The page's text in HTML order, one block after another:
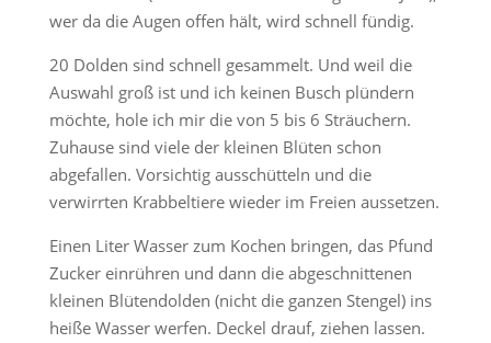
wer da die Augen offen hält, wird schnell fündig.
20 Dolden sind schnell gesammelt. Und weil die
Auswahl groß ist und ich keinen Busch plündern
möchte, hole ich mir die von 5 bis 6 Sträuchern.
Zuhause sind viele der kleinen Blüten schon
abgefallen. Vorsichtig ausschütteln und die
verwirrten Krabbeltiere wieder im Freien aussetzen.
Einen Liter Wasser zum Kochen bringen, das Pfund
Zucker einrühren und dann die abgeschnittenen
kleinen Blütendolden (nicht die ganzen Stengel) ins
heiße Wasser werfen. Deckel drauf, ziehen lassen.